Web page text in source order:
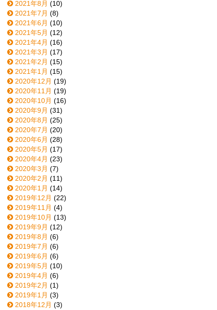
2021年8月 (10)
2021年7月 (8)
2021年6月 (10)
2021年5月 (12)
2021年4月 (16)
2021年3月 (17)
2021年2月 (15)
2021年1月 (15)
2020年12月 (19)
2020年11月 (19)
2020年10月 (16)
2020年9月 (31)
2020年8月 (25)
2020年7月 (20)
2020年6月 (28)
2020年5月 (17)
2020年4月 (23)
2020年3月 (7)
2020年2月 (11)
2020年1月 (14)
2019年12月 (22)
2019年11月 (4)
2019年10月 (13)
2019年9月 (12)
2019年8月 (6)
2019年7月 (6)
2019年6月 (6)
2019年5月 (10)
2019年4月 (6)
2019年2月 (1)
2019年1月 (3)
2018年12月 (3)